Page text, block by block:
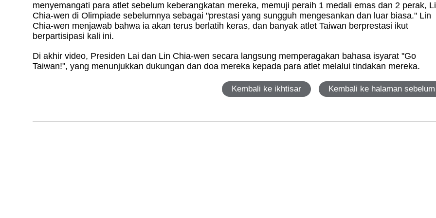
menyemangati para atlet sebelum keberangkatan mereka, memuji peraih 1 medali emas dan 2 perak,
Chia-wen di Olimpiade sebelumnya sebagai "prestasi yang sungguh mengesankan dan luar biasa." Lin
Chia-wen menjawab bahwa ia akan terus berlatih keras, dan banyak atlet Taiwan berprestasi ikut
berpartisipasi kali ini.
Di akhir video, Presiden Lai dan Lin Chia-wen secara langsung memperagakan bahasa isyarat "Go
Taiwan!", yang menunjukkan dukungan dan doa mereka kepada para atlet melalui tindakan mereka.
Kembali ke ikhtisar Kembali ke halaman sebelum